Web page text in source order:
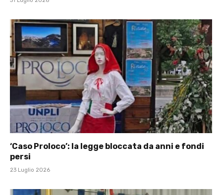
‘Caso Proloco’: la legge bloccata da anni e fondi
persi
23 Luglio 2026